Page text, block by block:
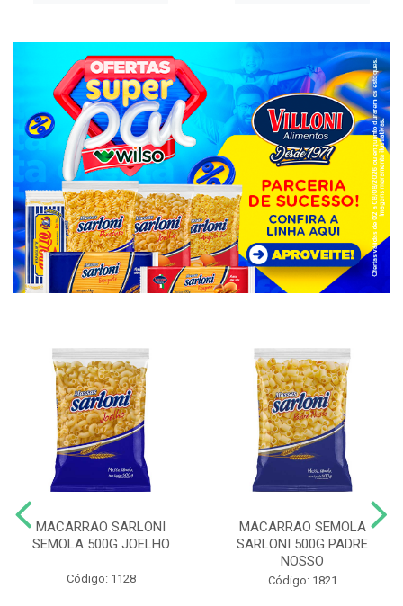
MACARRAO SARLONI
SEMOLA 500G JOELHO
Código: 1128
MACARRAO SEMOLA
SARLONI 500G PADRE
NOSSO
Código: 1821